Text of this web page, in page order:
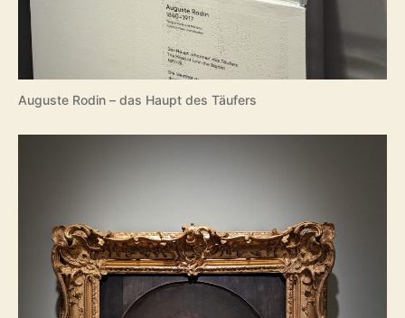
Auguste Rodin – das Haupt des Täufers